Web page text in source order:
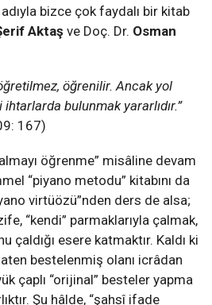
adıyla bizce çok faydalı bir kitab
Aktaş ve Doç. Dr. Osman
öğrenilir. Ancak yol
bulunmak yararlıdır.”
167)
öğrenme” misâline devam
“piyano metodu” kitabını da
virtüözü”nden ders de alsa;
“kendi” parmaklarıyla çalmak,
çaldığı esere katmaktır. Kaldı ki
bestelenmiş olanı icrâdan
çaplı “orijinal” besteler yapma
Şu hâlde, “şahsî ifade